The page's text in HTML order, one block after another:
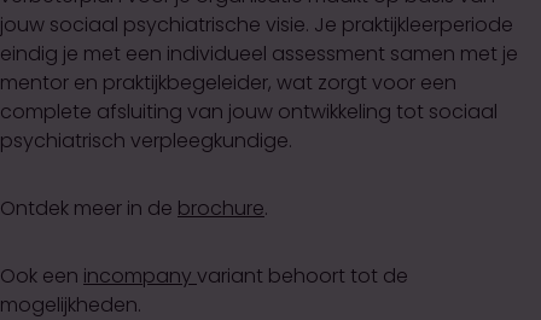
jouw sociaal psychiatrische visie. Je praktijkleerperiode
eindig je met een individueel assessment samen met je
mentor en praktijkbegeleider, wat zorgt voor een
complete afsluiting van jouw ontwikkeling tot sociaal
psychiatrisch verpleegkundige.
Ontdek meer in de brochure.
Ook een incompany variant behoort tot de
mogelijkheden.